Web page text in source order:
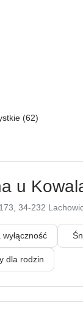
(62)
u
, 34-232
wyłączność
dla rodzin